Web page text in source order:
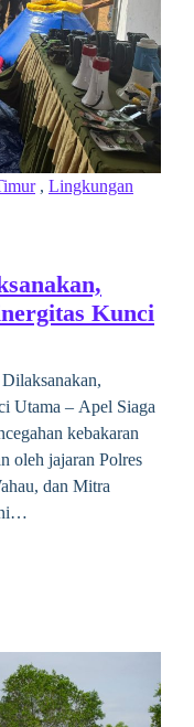
, Lingkungan
Kunci
Utama – Apel Siaga
kebakaran
oleh jajaran Polres
dan Mitra